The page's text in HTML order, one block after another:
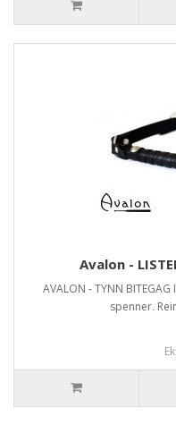
Avalon -
AVALON - TYNN
spenner.